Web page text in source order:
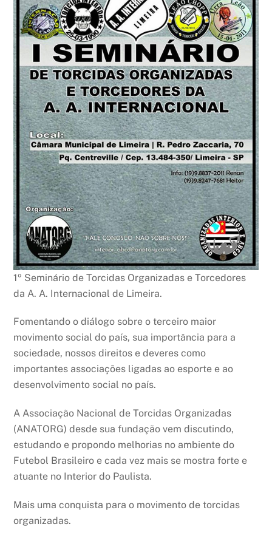
1º Seminário de Torcidas Organizadas e Torcedores
da A. A. Internacional de Limeira.
Fomentando o diálogo sobre o terceiro maior
movimento social do país, sua importância para a
sociedade, nossos direitos e deveres como
importantes associações ligadas ao esporte e ao
desenvolvimento social no país.
A Associação Nacional de Torcidas Organizadas
(ANATORG) desde sua fundação vem discutindo,
estudando e propondo melhorias no ambiente do
Futebol Brasileiro e cada vez mais se mostra forte e
atuante no Interior do Paulista.
Mais uma conquista para o movimento de torcidas
organizadas.